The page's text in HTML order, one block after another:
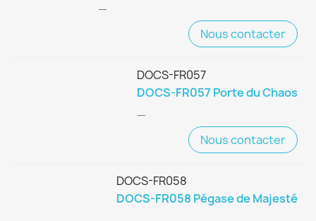
—
Nous contacter
DOCS-FR057
DOCS-FR057 Porte du Chaos
—
Nous contacter
DOCS-FR058
DOCS-FR058 Pégase de Majesté